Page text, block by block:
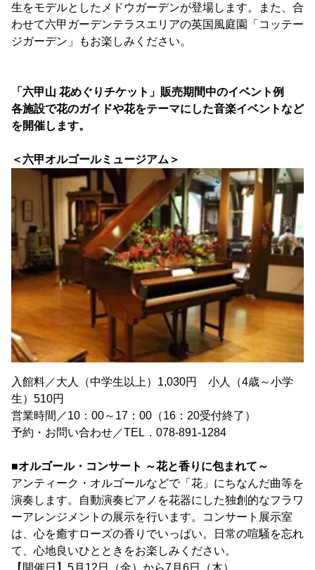
生をモデルとしたメドウガーデンが登場します。また、合
わせて六甲ガーデンテラスエリアの英国風庭園「コッテー
ジガーデン」もお楽しみください。
「六甲山 花めぐりチケット」販売期間中のイベント例
各施設で花のガイドや花をテーマにした音楽イベントなど
を開催します。
＜六甲オルゴールミュージアム＞
入館料／大人（中学生以上）1,030円 小人（4歳～小学
生）510円
営業時間／10：00～17：00（16：20受付終了）
予約・お問い合わせ／TEL．078-891-1284
■オルゴール・コンサート ～花と香りに包まれて～
アンティーク・オルゴールなどで「花」にちなんだ曲等を
演奏します。自動演奏ピアノを花器にした独創的なフラワ
ーアレンジメントの展示を行います。コンサート展示室
は、心を癒すローズの香りでいっぱい。日常の喧騒を忘れ
て、心地良いひとときをお楽しみください。
【開催日】5月12日（金）から7月6日（木）